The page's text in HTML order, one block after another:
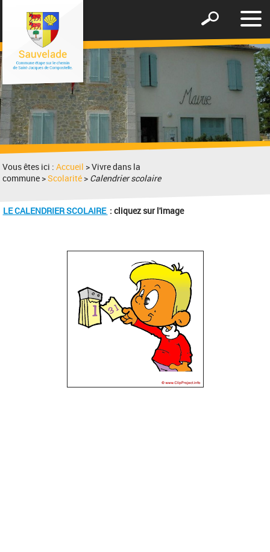
le
Afficher
formulaire
Vous êtes ici :Accueil > Vivre dans la
commune >Scolarité > Calendrier scolaire
LE CALENDRIER SCOLAIRE : cliquez sur l'image